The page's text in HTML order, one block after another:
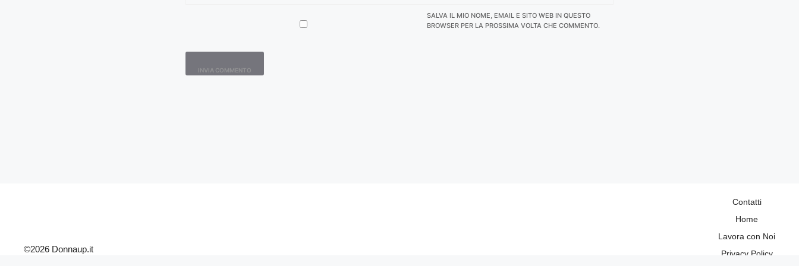
SALVA IL MIO NOME, EMAIL E SITO WEB IN QUESTO
BROWSER PER LA PROSSIMA VOLTA CHE COMMENTO.
Contatti
Home
Lavora con Noi
Privacy Policy
©2026 Donnaup.it